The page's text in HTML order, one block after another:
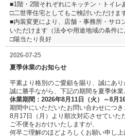
■1階・2階それぞれにキッチン・トイレ
□二世帯住宅としてもご検討いただけま
■内装変更により、店舗・事務所・サロ
いただけます（法令や用途地域の条件に
□陽当たり良好
2026-07-25
夏季休業のお知らせ
平素より格別のご愛顧を賜り、誠にあり
誠に勝手ながら、下記の期間を夏季休業
休業期間：2026年8月11日（火）～8月16
期間中にいただいたお問い合わせにつき
8月17日（月）より順次対応させていた
ご不便をおかけいたしますが、
何卒ご理解のほどよろしくお願い申し上